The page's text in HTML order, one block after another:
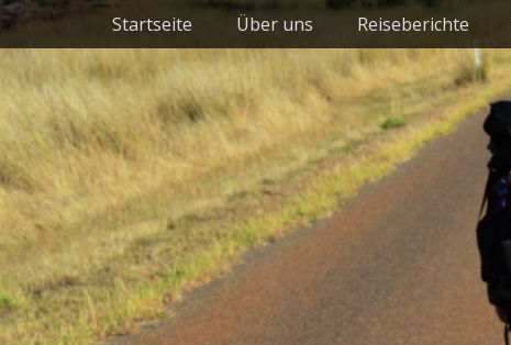
Zum
Inhalt
springen
Primäres Menü
Startseite Über uns Reiseberichte